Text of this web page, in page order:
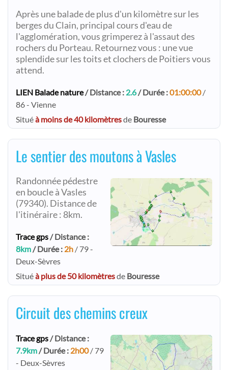
Après une balade de plus d'un kilomètre sur les
berges du Clain, principal cours d'eau de
l'agglomération, vous grimperez à l'assaut des
rochers du Porteau. Retournez vous : une vue
splendide sur les toits et clochers de Poitiers vous
attend.
LIEN Balade nature/ Distance : 2.6/ Durée :01:00:00/
86 - Vienne
Situéà moins de 40 kilomètresde Bouresse
Le sentier des moutons à Vasles
Randonnée pédestre
en boucle à Vasles
(79340). Distance de
l'itinéraire : 8km.
Trace gps/ Distance :
8km/ Durée : 2h / 79 -
Deux-Sèvres
Situéà plus de 50 kilomètresde Bouresse
Circuit des chemins creux
Trace gps/ Distance :
7.9km/ Durée : 2h00/ 79
- Deux-Sèvres